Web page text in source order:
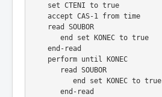
set CTENI to true
accept CAS-1 from time
read SOUBOR
end set KONEC to true
end-read
perform until KONEC
read SOUBOR
end set KONEC to true
end-read